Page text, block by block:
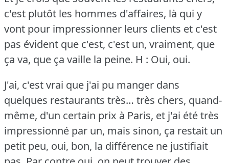
c'est plutôt les hommes d'affaires, là qui y
vont pour impressionner leurs clients et c'est
pas évident que c'est, c'est un, vraiment, que
ça va, que ça vaille la peine. H : Oui, oui.
J'ai, c'est vrai que j'ai pu manger dans
quelques restaurants très… très chers, quand-
même, d'un certain prix à Paris, et j'ai été très
impressionné par un, mais sinon, ça restait un
petit peu, oui, bon, la différence ne justifiait